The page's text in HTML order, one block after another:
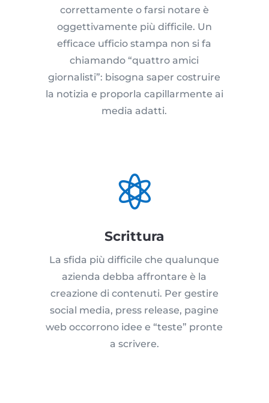
correttamente o farsi notare è
oggettivamente più difficile. Un
efficace ufficio stampa non si fa
chiamando “quattro amici
giornalisti”: bisogna saper costruire
la notizia e proporla capillarmente ai
media adatti.

Scrittura
La sfida più difficile che qualunque
azienda debba affrontare è la
creazione di contenuti. Per gestire
social media, press release, pagine
web occorrono idee e “teste” pronte
a scrivere.